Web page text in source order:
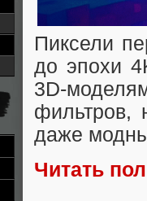
Пиксели
до эпохи
3D-
даже
Читать